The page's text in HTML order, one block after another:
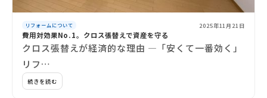
リフォームについて 2025年11月21日
費用対効果No.1。クロス張替えで資産を守る
クロス張替えが経済的な理由 ―「安くて一番効く」
リフ…
続きを読む